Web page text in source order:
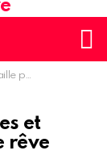
– physique de rêve
et
rêve